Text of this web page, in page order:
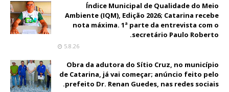
Índice Municipal de Qualidade do Meio
Ambiente (IQM), Edição 2026; Catarina recebe
nota máxima. 1ª parte da entrevista com o
secretário Paulo Roberto.
5.8.26
Obra da adutora do Sítio Cruz, no município
de Catarina, já vai começar; anúncio feito pelo
prefeito Dr. Renan Guedes, nas redes sociais.